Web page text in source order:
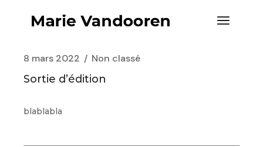
8 mars 2022 Non classé
Sortie d’édition
blablabla